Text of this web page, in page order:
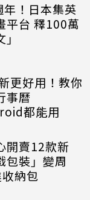
！日本集英
平台 釋100萬
更好用！教你
事曆
都能用
開賣12款新
包裝」變周
納包